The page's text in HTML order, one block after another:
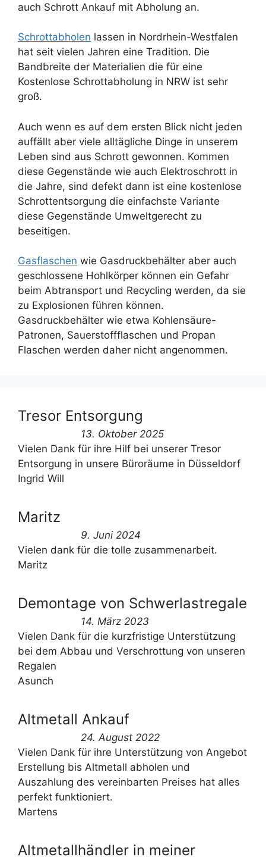
auch Schrott Ankauf mit Abholung an.
Schrottabholen lassen in Nordrhein-Westfalen
hat seit vielen Jahren eine Tradition. Die
Bandbreite der Materialien die für eine
Kostenlose Schrottabholung in NRW ist sehr
groß.
Auch wenn es auf dem ersten Blick nicht jeden
auffällt aber viele alltägliche Dinge in unserem
Leben sind aus Schrott gewonnen. Kommen
diese Gegenstände wie auch Elektroschrott in
die Jahre, sind defekt dann ist eine kostenlose
Schrottentsorgung die einfachste Variante
diese Gegenstände Umweltgerecht zu
beseitigen.
Gasflaschen wie Gasdruckbehälter aber auch
geschlossene Hohlkörper können ein Gefahr
beim Abtransport und Recycling werden, da sie
zu Explosionen führen können.
Gasdruckbehälter wie etwa Kohlensäure-
Patronen, Sauerstoffflaschen und Propan
Flaschen werden daher nicht angenommen.
Tresor Entsorgung
13. Oktober 2025
Vielen Dank für ihre Hilf bei unserer Tresor
Entsorgung in unsere Büroräume in Düsseldorf
Ingrid Will
Maritz
9. Juni 2024
Vielen dank für die tolle zusammenarbeit.
Maritz
Demontage von Schwerlastregale
14. März 2023
Vielen Dank für die kurzfristige Unterstützung
bei dem Abbau und Verschrottung von unseren
Regalen
Asunch
Altmetall Ankauf
24. August 2022
Vielen Dank für ihre Unterstützung von Angebot
Erstellung bis Altmetall abholen und
Auszahlung des vereinbarten Preises hat alles
perfekt funktioniert.
Martens
Altmetallhändler in meiner